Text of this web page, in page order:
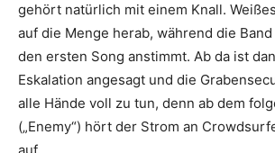
gehört natürlich mit einem Knall.
auf die Menge herab, während die Band
den ersten Song anstimmt. Ab da ist
Eskalation angesagt und die
alle Hände voll zu tun, denn ab dem
(„Enemy“) hört der Strom an